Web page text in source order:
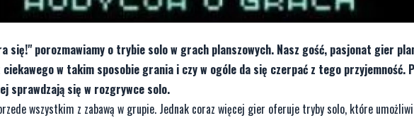
się!" porozmawiamy o trybie solo w grach planszowych. Nasz gość, pasjonat gier
w takim sposobie grania i czy w ogóle da się czerpać z tego przyjemność.
sprawdzają się w rozgrywce solo.
wszystkim z zabawą w grupie. Jednak coraz więcej gier oferuje tryby solo, które